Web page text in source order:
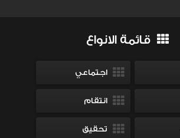
قائمة الانواع
اجتماعي
انتقام
تحقيق